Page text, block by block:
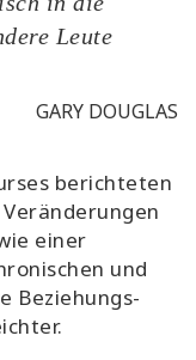
Leute
GARY DOUGLAS
berichteten
einer
und
Beziehungs-